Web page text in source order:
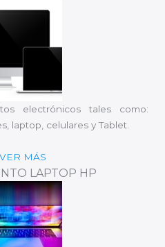
electrónicos tales como:
laptop, celulares y Tablet.
VER MÁS
LAPTOP HP